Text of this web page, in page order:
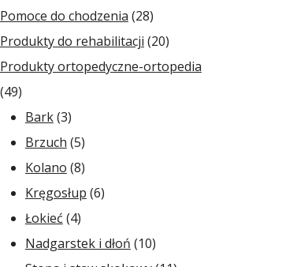
Pomoce do chodzenia 2828
produktów
Produkty do rehabilitacji 2020
produktów
Produkty ortopedyczne-ortopedia
4949
produktów
Bark 33
produkty
Brzuch 55
produktów
Kolano 88
produktów
Kręgosłup 66
Łokieć 44
produkty
Nadgarstek i dłoń 1010